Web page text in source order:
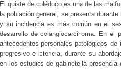
El quiste de colédoco es una de las
la población general, se presenta
y su incidencia es más común en el
desarrollo de colangiocarcinoma. En
antecedentes personales patológicos
progresivo e ictericia, durante su
en los estudios de gabinete la